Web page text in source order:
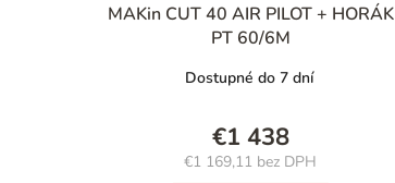
MAKin CUT 40 AIR PILOT + HORÁK
PT 60/6M
Dostupné do 7 dní
€1 438
€1 169,11 bez DPH